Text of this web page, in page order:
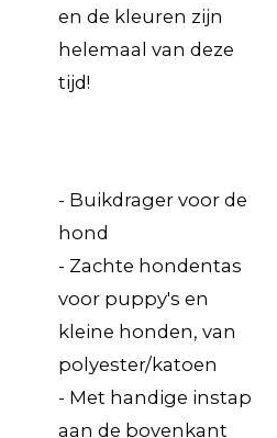
en de kleuren zijn
helemaal van deze
tijd!
- Buikdrager voor de
hond
- Zachte hondentas
voor puppy's en
kleine honden, van
polyester/katoen
- Met handige instap
aan de bovenkant